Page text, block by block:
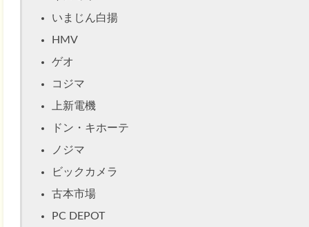
いまじん白揚
HMV
ゲオ
コジマ
上新電機
ドン・キホーテ
ノジマ
ビックカメラ
古本市場
PC DEPOT